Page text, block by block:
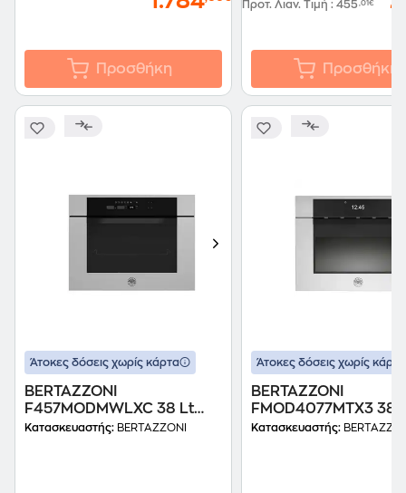
Προσθήκη
Προτ. Λιαν. Τιμή : 455,01€
Προσθήκη
Άτοκες δόσεις χωρίς κάρτα
BERTAZZONI
F457MODMWLXC 38 Lt
Inox Εντοιχιζόμενος
Κατασκευαστής: BERTAZZONI
Άτοκες δόσεις χωρίς κάρτα
BERTAZZONI
FMOD4077MTX3 38
Inox Εντοιχιζόμενος
Κατασκευαστής: